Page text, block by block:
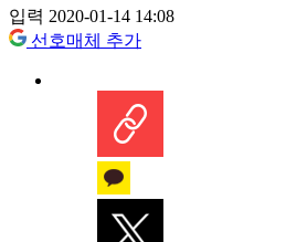
입력 2020-01-14 14:08
선호매체 추가